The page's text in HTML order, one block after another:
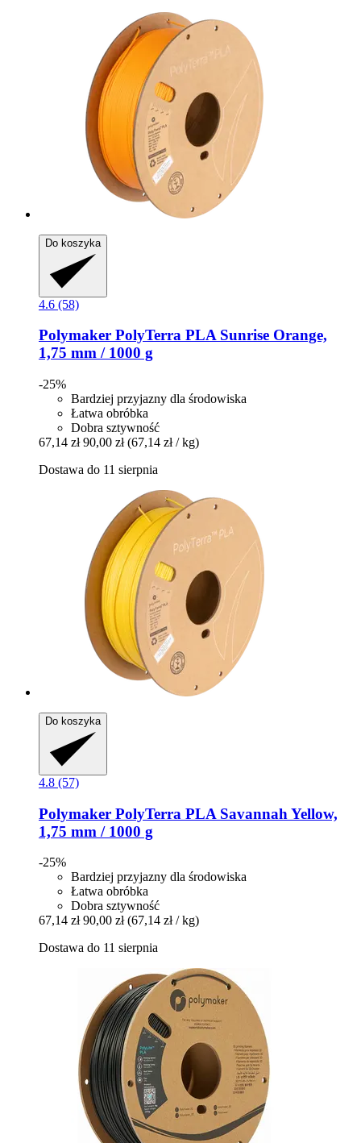
Do koszyka
4.6 (58)
Polymaker PolyTerra PLA Sunrise Orange,
1,75 mm / 1000 g
-25%
Bardziej przyjazny dla środowiska
Łatwa obróbka
Dobra sztywność
67,14 zł 90,00 zł (67,14 zł / kg)
Dostawa do 11 sierpnia
Do koszyka
4.8 (57)
Polymaker PolyTerra PLA Savannah Yellow,
1,75 mm / 1000 g
-25%
Bardziej przyjazny dla środowiska
Łatwa obróbka
Dobra sztywność
67,14 zł 90,00 zł (67,14 zł / kg)
Dostawa do 11 sierpnia